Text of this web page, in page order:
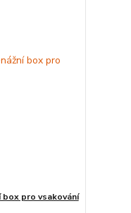
box pro vsakování